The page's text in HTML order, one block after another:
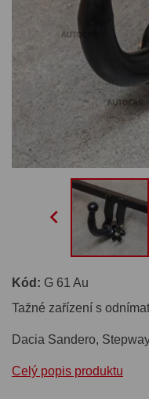

Kód: G 61 Au
Tažné zařízení s
Dacia Sandero,
Celý popis produktu